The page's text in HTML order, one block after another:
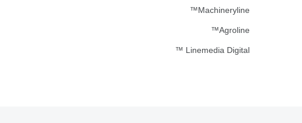
Machineryline™
Agroline™
Linemedia Digital ™